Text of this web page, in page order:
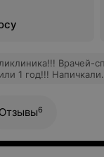
Врачей-
1 год!!! Напичкали
когда здесь будет
Отзывы6